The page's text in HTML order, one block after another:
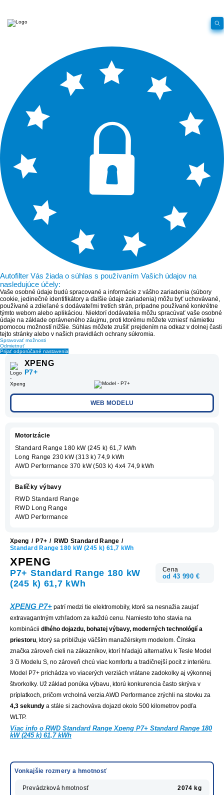
Autofilter Vás žiada o súhlas s používaním Vašich údajov na
nasledujúce účely:
Vaše osobné údaje budú spracované a informácie z vášho zariadenia (súbory
cookie, jedinečné identifikátory a ďalšie údaje zariadenia) môžu byť uchovávané,
používané a zdieľané s dodávateľmi tretích strán, prípadne používané konkrétne
týmto webom alebo aplikáciou. Niektorí dodávatelia môžu spracúvať vaše osobné
údaje na základe oprávneného záujmu, proti ktorému môžete vzniesť námietku
pomocou možností nižšie. Súhlas môžete zrušiť prejdením na odkaz v dolnej časti
tejto stránky alebo v našich pravidlách ochrany súkromia.
Spravovať možnosti
Odmietnuť
Prijať odporúčané nastavenia
XPENG
P7+
WEB MODELU
Xpeng / P7+ / RWD Standard Range /
Standard Range 180 kW (245 k) 61,7 kWh
XPENG
P7+ Standard Range 180 kW
(245 k) 61,7 kWh
Cena
od 43 990 €
XPENG P7+ patrí medzi tie elektromobily, ktoré sa nesnažia zaujať
extravagantným vzhľadom za každú cenu. Namiesto toho stavia na
kombinácii dlhého dojazdu, bohatej výbavy, moderných technológií a
priestoru, ktorý sa približuje väčším manažérskym modelom. Čínska
značka zároveň cieli na zákazníkov, ktorí hľadajú alternatívu k Tesle Model
3 či Modelu S, no zároveň chcú viac komfortu a tradičnejší pocit z interiéru.
Model P7+ prichádza vo viacerých verziách vrátane zadokolky aj výkonnej
štvorkolky. Už základ ponúka výbavu, ktorú konkurencia často skrýva v
príplatkoch, pričom vrcholná verzia AWD Performance zrýchli na stovku za
4,3 sekundy a stále si zachováva dojazd okolo 500 kilometrov podľa
WLTP.
Viac info o RWD Standard Range Xpeng P7+ Standard Range 180
kW (245 k) 61,7 kWh
Vonkajšie rozmery a hmotnosť
Prevádzková hmotnosť 2074 kg
Motorizácie
Standard Range 180 kW (245 k) 61,7 kWh
Long Range 230 kW (313 k) 74,9 kWh
AWD Performance 370 kW (503 k) 4x4 74,9 kWh
Balíčky výbavy
RWD Standard Range
RWD Long Range
AWD Performance